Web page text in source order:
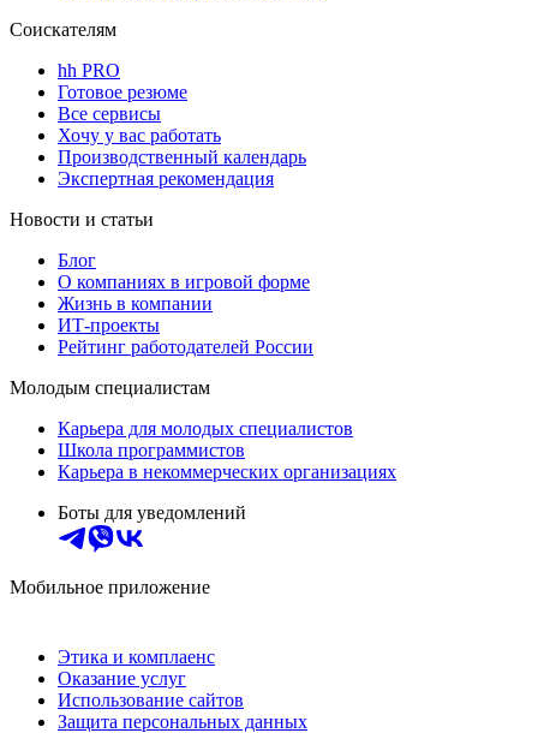
Соискателям
hh PRO
Готовое резюме
Все сервисы
Хочу у вас работать
Производственный календарь
Экспертная рекомендация
Новости и статьи
Блог
О компаниях в игровой форме
Жизнь в компании
ИТ-проекты
Рейтинг работодателей России
Молодым специалистам
Карьера для молодых специалистов
Школа программистов
Карьера в некоммерческих организациях
Боты для уведомлений
Мобильное приложение
Этика и комплаенс
Оказание услуг
Использование сайтов
Защита персональных данных